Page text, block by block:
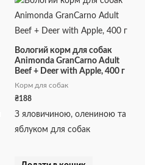
Вологий корм для собак
Animonda GranCarno Adult
Beef + Deer with Apple, 400 г
Корм для собак
₴188
З яловичиною, олениною та
яблуком для собак